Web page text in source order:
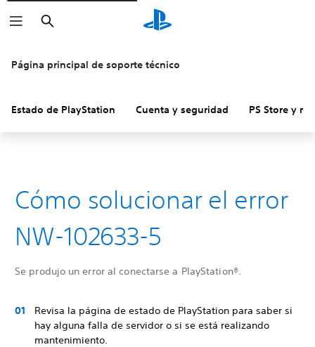
Buscar
Página principal de soporte técnico
Estado de PlayStation Cuenta y seguridad PS Store y
Cómo solucionar el error
NW-102633-5
Se produjo un error al conectarse a PlayStation®.
Revisa la página de estado de PlayStation para saber si
hay alguna falla de servidor o si se está realizando
mantenimiento.